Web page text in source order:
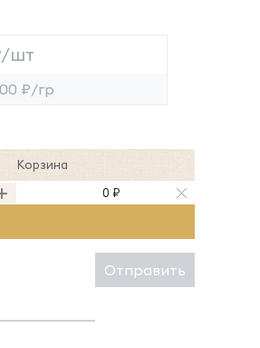
шт
₽/гр
Корзина
0 ₽
Отправить